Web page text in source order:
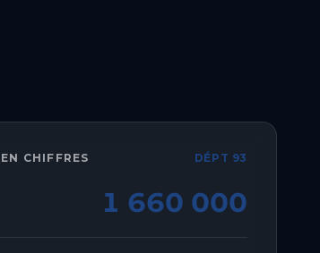
EN CHIFFRES DÉPT 93
1 660 000